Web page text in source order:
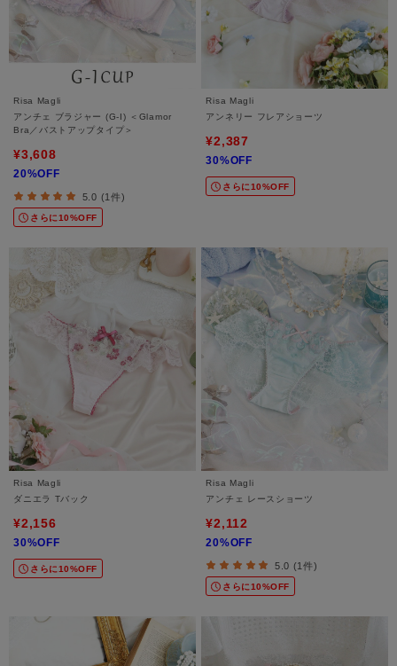
Risa Magli
アンチェ ブラジャー (G-I) ＜Glamor
Bra／バストアップタイプ＞
¥3,608
20%OFF
5.0 (1件)
さらに10%OFF
Risa Magli
アンネリー フレアショーツ
¥2,387
30%OFF
さらに10%OFF
Risa Magli
ダニエラ Tバック
¥2,156
30%OFF
さらに10%OFF
Risa Magli
アンチェ レースショーツ
¥2,112
20%OFF
5.0 (1件)
さらに10%OFF